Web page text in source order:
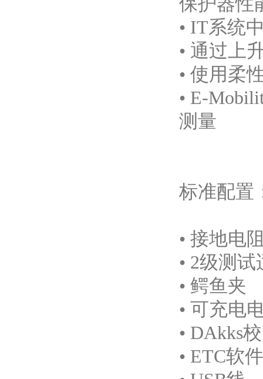
• IT系统
• 通过上
• 使用柔
• E-
测量
标准配置
• 接地电
• 2级测
• 鳄鱼夹
• 可充电
• DAkks
• ETC软件